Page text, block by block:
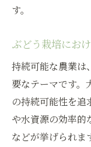
す。
ぶどう栽培にお
持続可能な農業は
要なテーマです。
の持続可能性を追
や水資源の効率的
などが挙げられま